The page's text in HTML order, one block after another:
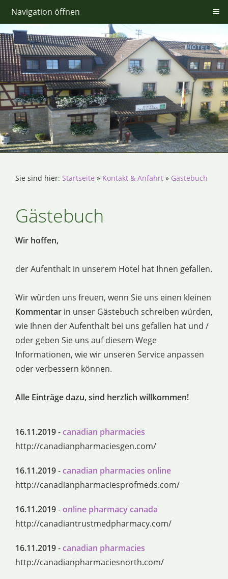
Navigation öffnen
Sie sind hier: Startseite » Kontakt & Anfahrt » Gästebuch
Gästebuch
Wir hoffen,
der Aufenthalt in unserem Hotel hat Ihnen gefallen.
Wir würden uns freuen, wenn Sie uns einen kleinen
Kommentar in unser Gästebuch schreiben würden,
wie Ihnen der Aufenthalt bei uns gefallen hat und /
oder geben Sie uns auf diesem Wege
Informationen, wie wir unseren Service anpassen
oder verbessern können.
Alle Einträge dazu, sind herzlich willkommen!
16.11.2019-canadian pharmacies
http://canadianpharmaciesgen.com/
16.11.2019-canadian pharmacies online
http://canadianpharmaciesprofmeds.com/
16.11.2019-online pharmacy canada
http://canadiantrustmedpharmacy.com/
16.11.2019-canadian pharmacies
http://canadianpharmaciesnorth.com/